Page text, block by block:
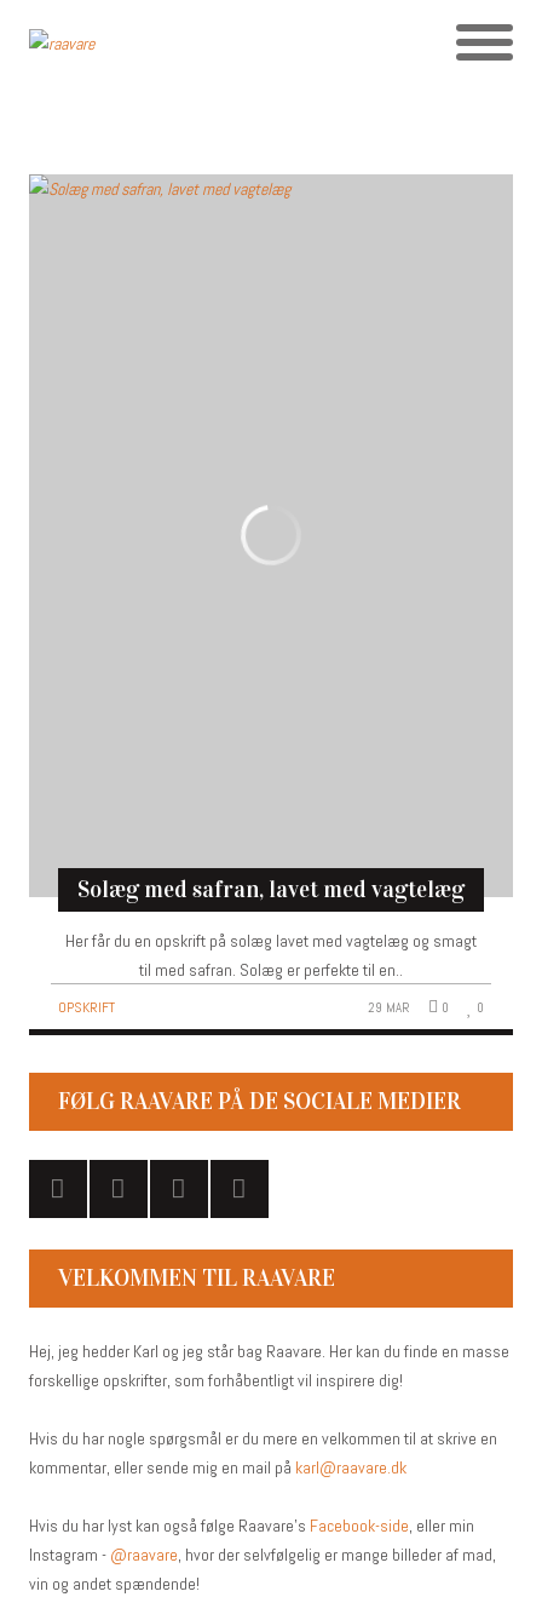
solæg med safran, lavet med vagtelæg
Her får du en opskrift på solæg lavet med vagtelæg og smagt
til med safran. Solæg er perfekte til en..
OPSKRIFT 29 MAR 0 0
FØLG RAAVARE PÅ DE SOCIALE MEDIER
VELKOMMEN TIL RAAVARE
Hej, jeg hedder Karl og jeg står bag Raavare. Her kan du finde en masse
forskellige opskrifter, som forhåbentligt vil inspirere dig!
Hvis du har nogle spørgsmål er du mere en velkommen til at skrive en
kommentar, eller sende mig en mail på karl@raavare.dk
Hvis du har lyst kan også følge Raavare’s Facebook-side, eller min
Instagram - @raavare, hvor der selvfølgelig er mange billeder af mad,
vin og andet spændende!